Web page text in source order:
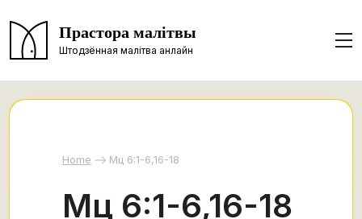
Прастора малітвы
Штодзённая малітва анлайн
Home Мц 6:1-6,16-18
Мц 6:1-6,16-18